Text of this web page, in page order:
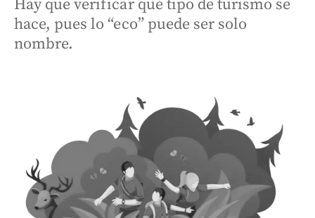
Hay que verificar qué tipo de turismo se
hace, pues lo “eco” puede ser solo
nombre.